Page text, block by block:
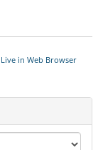
in Web Browser